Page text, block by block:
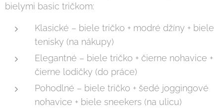
bielymi basic tričkom:
Klasické – biele tričko + modré džíny + biele
tenisky (na nákupy)
Elegantné – biele tričko + čierne nohavice +
čierne lodičky (do práce)
Pohodlné – biele tričko + šedé joggingové
nohavice + biele sneekers (na ulicu)